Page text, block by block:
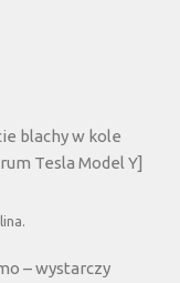
blachy w kole
Tesla Model Y]
– wystarczy